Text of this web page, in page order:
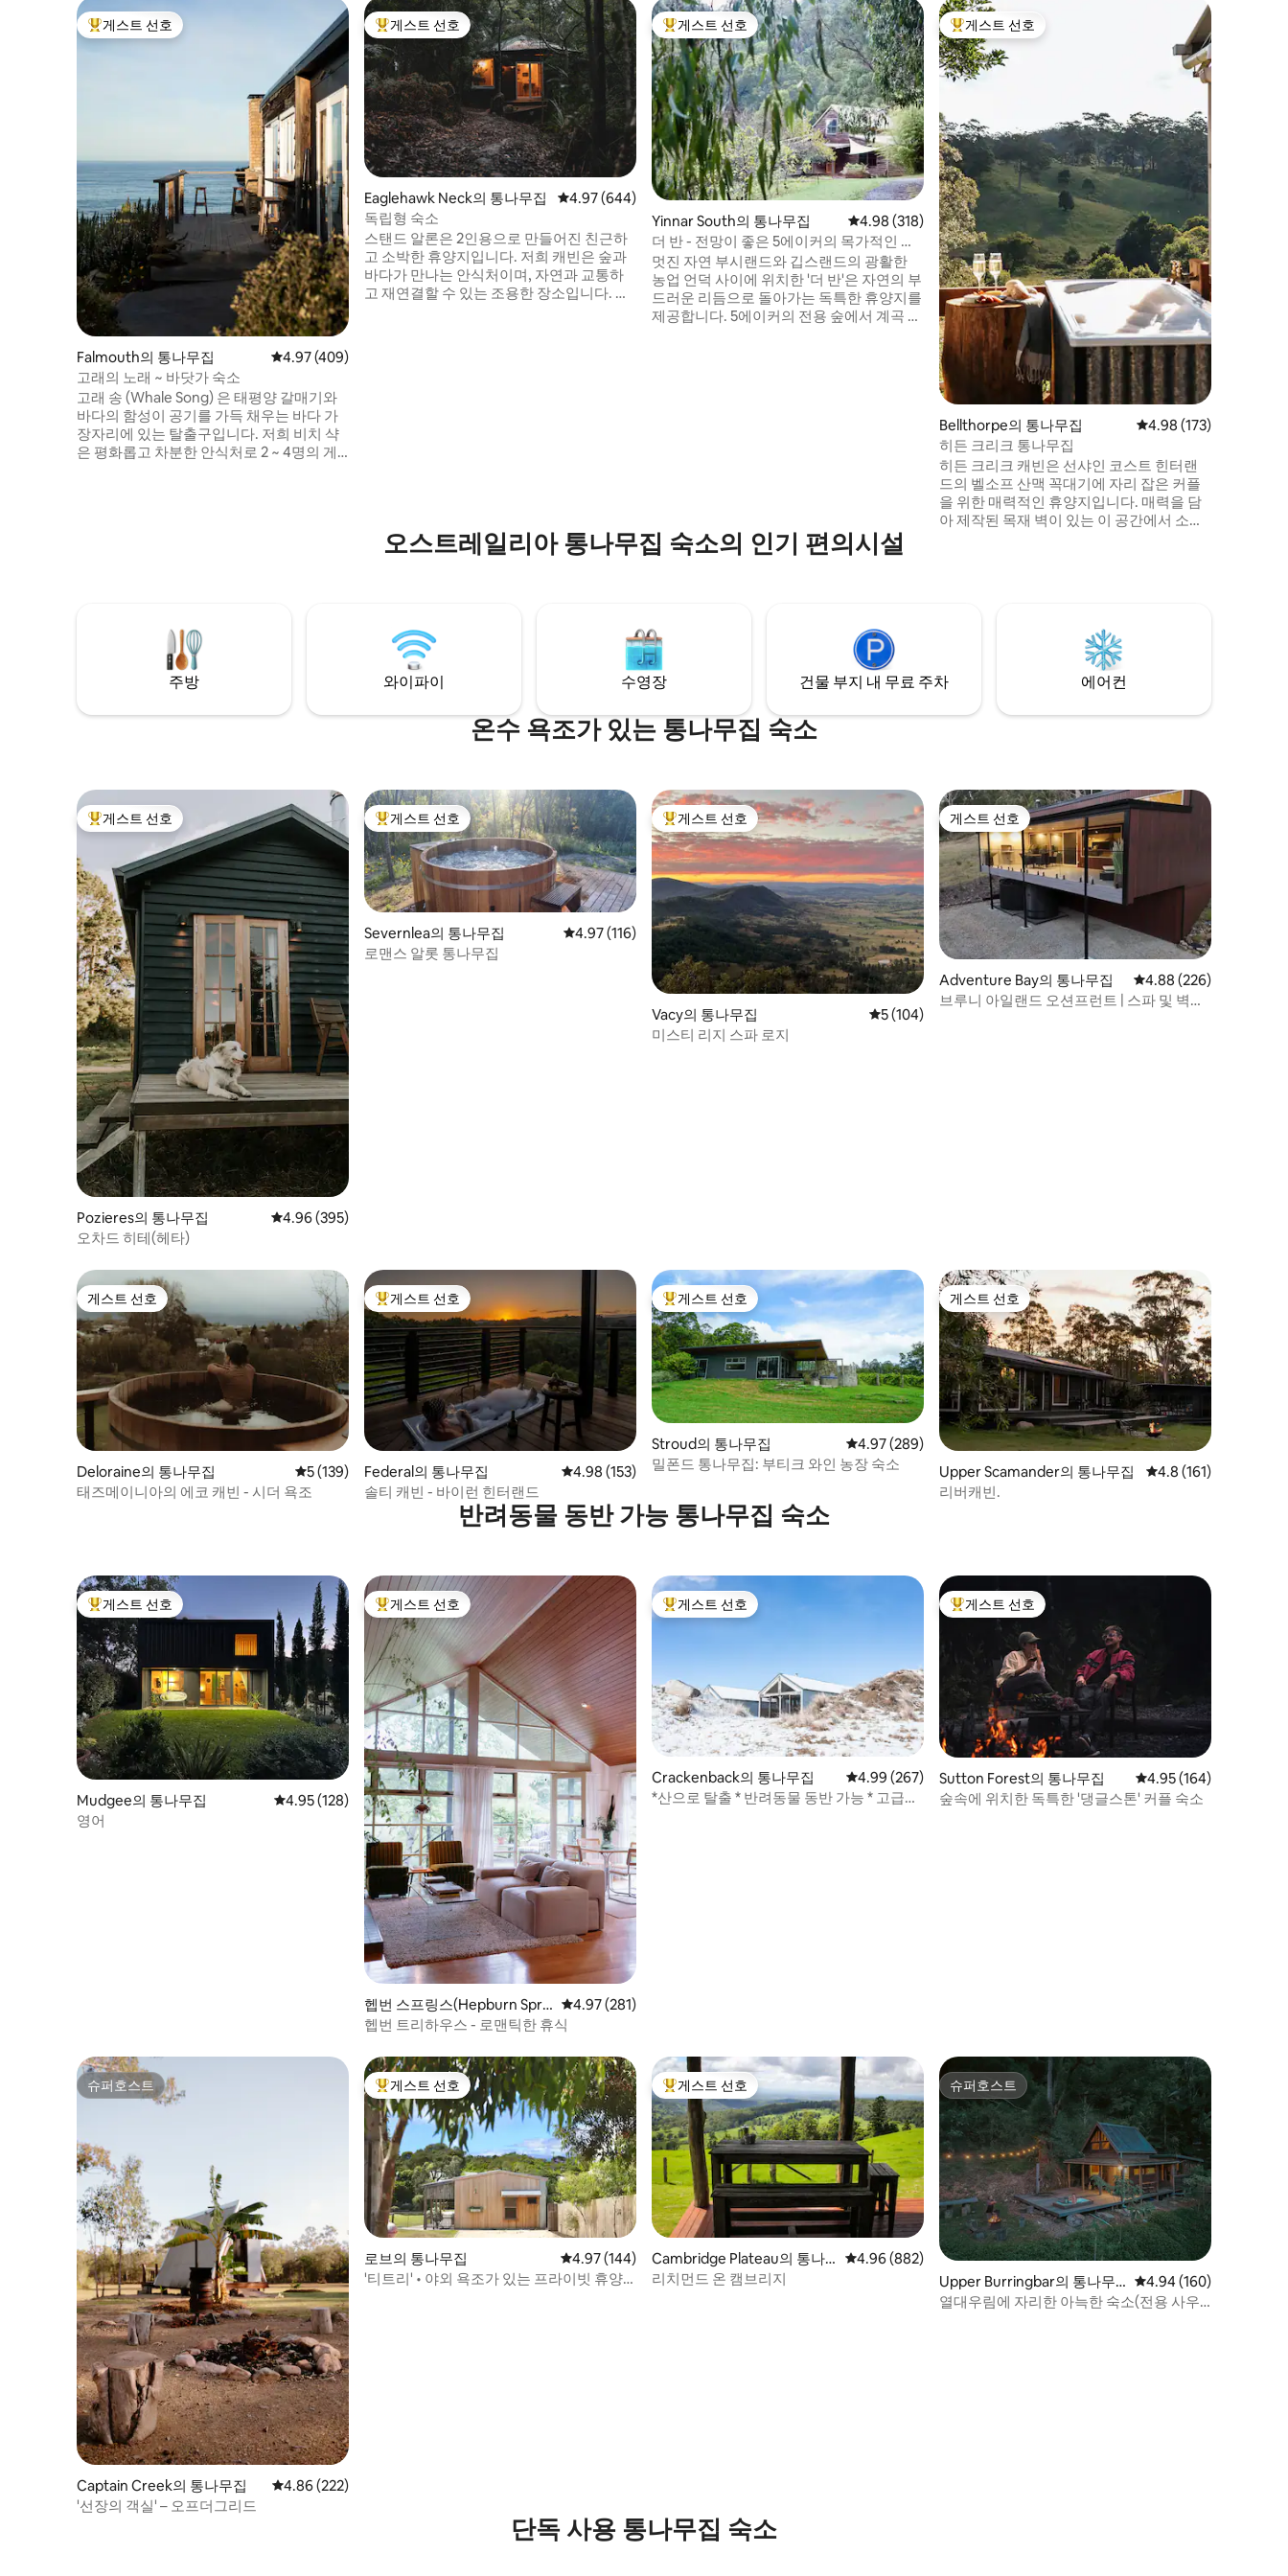
상위 게스트 선호
게스트 선호
Falmouth의 통나무집 평점 4.97점(5점 만점), 후기 409개
4.97 (409)
고래의 노래 ~ 바닷가 숙소
고래 송 (Whale Song) 은 태평양 갈매기와
바다의 함성이 공기를 가득 채우는 바다 가
장자리에 있는 탈출구입니다. 저희 비치 샥
은 평화롭고 차분한 안식처로 2 ~ 4명의 게
상위 게스트 선호
게스트 선호
Eaglehawk Neck의 통나무집 평점 4.97점(5점 만점), 후기 644개
4.97 (644)
독립형 숙소
스탠드 알론은 2인용으로 만들어진 친근하
고 소박한 휴양지입니다. 저희 캐빈은 숲과
바다가 만나는 안식처이며, 자연과 교통하
고 재연결할 수 있는 조용한 장소입니다. 짠
상위 게스트 선호
게스트 선호
Yinnar South의 통나무집 평점 4.98점(5점 만점), 후기 318개
4.98 (318)
더 반 - 전망이 좋은 5에이커의 목가적인 부
시랜드
멋진 자연 부시랜드와 깁스랜드의 광활한
농업 언덕 사이에 위치한 '더 반'은 자연의 부
드러운 리듬으로 돌아가는 독특한 휴양지를
제공합니다. 5에이커의 전용 숲에서 계곡 전
상위 게스트 선호
게스트 선호
Bellthorpe의 통나무집 평점 4.98점(5점 만점),
4.98 (173)
히든 크리크 통나무집
히든 크리크 캐빈은 선샤인 코스트 힌터랜
드의 벨소프 산맥 꼭대기에 자리 잡은 커플
을 위한 매력적인 휴양지입니다. 매력을 담
아 제작된 목재 벽이 있는 이 공간에서 소박
방에 이르기까지 모든 디테일이 게스트의
편안함을 보장합니다. 저희와 함께하는 첫
날 아침에는 아침 식사 바구니가 제공됩니
다.
오스트레일리아 통나무집 숙소의 인기 편의시설
주방 와이파이 수영장 건물 부지 내 무료 주차 에어컨
온수 욕조가 있는 통나무집 숙소
상위 게스트 선호
게스트 선호
Pozieres의 통나무집 평점 4.96점(5점 만점), 후기 395개
4.96 (395)
오차드 히테(헤타)
상위 게스트 선호
게스트 선호
Severnlea의 통나무집 평점 4.97점(5점 만점), 후기 116개
4.97 (116)
로맨스 알롯 통나무집
상위 게스트 선호
게스트 선호
Vacy의 통나무집 평점 5점(5점 만점), 후기 104개
5 (104)
미스티 리지 스파 로지
게스트 선호
게스트 선호
Adventure Bay의 통나무집 평점 4.88점(5점 만점),
4.88 (226)
브루니 아일랜드 오션프런트 | 스파 및 벽난
게스트 선호
게스트 선호
Deloraine의 통나무집 평점 5점(5점 만점), 후기 139개
5 (139)
태즈메이니아의 에코 캐빈 - 시더 욕조
상위 게스트 선호
게스트 선호
Federal의 통나무집 평점 4.98점(5점 만점), 후기 153개
4.98 (153)
솔티 캐빈 - 바이런 힌터랜드
상위 게스트 선호
게스트 선호
Stroud의 통나무집 평점 4.97점(5점 만점), 후기 289개
4.97 (289)
밀폰드 통나무집: 부티크 와인 농장 숙소
게스트 선호
게스트 선호
Upper Scamander의 통나무집 평점 4.8점(5점 만점),
4.8 (161)
리버캐빈.
반려동물 동반 가능 통나무집 숙소
상위 게스트 선호
게스트 선호
Mudgee의 통나무집 평점 4.95점(5점 만점), 후기 128개
4.95 (128)
영어
상위 게스트 선호
게스트 선호
헵번 스프링스(Hepburn Sprin
gs)의 통나무집
평점 4.97점(5점 만점), 후기 281개
4.97 (281)
헵번 트리하우스 - 로맨틱한 휴식
상위 게스트 선호
게스트 선호
Crackenback의 통나무집 평점 4.99점(5점 만점), 후기 267개
4.99 (267)
*산으로 탈출 * 반려동물 동반 가능 * 고급스
상위 게스트 선호
게스트 선호
Sutton Forest의 통나무집 평점 4.95점(5점 만점),
4.95 (164)
숲속에 위치한 독특한 '댕글스톤' 커플 숙소
슈퍼호스트
슈퍼호스트
Captain Creek의 통나무집 평점 4.86점(5점 만점), 후기 222개
4.86 (222)
'선장의 객실' – 오프더그리드
상위 게스트 선호
게스트 선호
로브의 통나무집 평점 4.97점(5점 만점), 후기 144개
4.97 (144)
'티트리' • 야외 욕조가 있는 프라이빗 휴양
상위 게스트 선호
게스트 선호
Cambridge Plateau의 통나
무집
평점 4.96점(5점 만점), 후기 882개
4.96 (882)
리치먼드 온 캠브리지
슈퍼호스트
슈퍼호스트
Upper Burringbar의 통나무
집
평점 4.94점(5점 만점),
4.94 (160)
열대우림에 자리한 아늑한 숙소(전용 사우
단독 사용 통나무집 숙소